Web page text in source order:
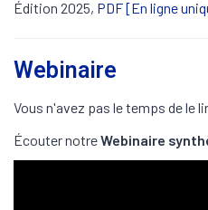
Édition 2025, PDF [En ligne
Webinaire
Vous n'avez pas le temps de le
Écouter notreWebinaire